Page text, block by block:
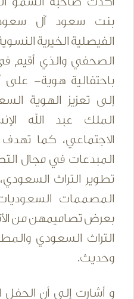
بنت سعود آل
الفيصلية الخيرية
الصحفي والذي أقيم
باحتفالية هوية- على
إلى تعزيز الهوية
الملك عبد الله
الاجتماعي، كما
المبدعات في مجال
تطوير التراث
المصممات
بعرض تصاميمهن من
التراث السعودي
وحديث.
و أشارت إلى أن